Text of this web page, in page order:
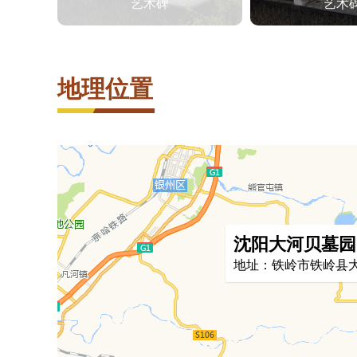
艺术碑 艺术
地理位置
沈阳大河贝墓园
地址：铁岭市铁岭县